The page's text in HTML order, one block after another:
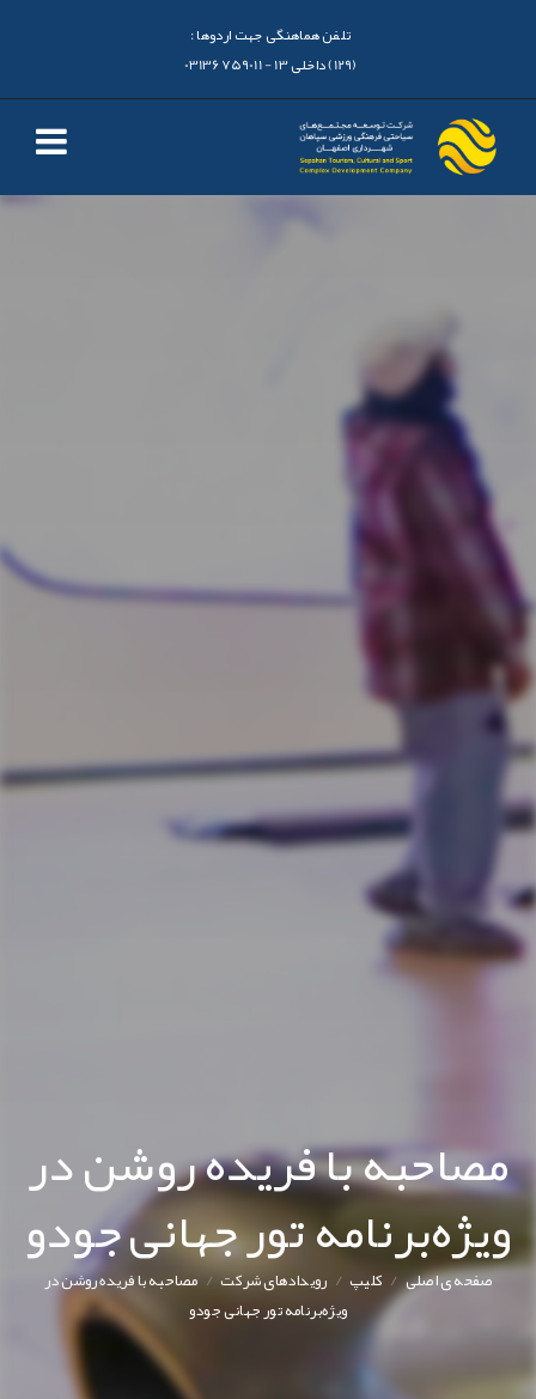
تلفن هماهنگی جهت اردوها :
مصاحبه با فریده روشن در
ویژه‌برنامه تور جهانی جودو
صفحه ی اصلی/کليپ/ رویدادهای شرکت/مصاحبه با فریده روشن در
ویژه‌برنامه تور جهانی جودو